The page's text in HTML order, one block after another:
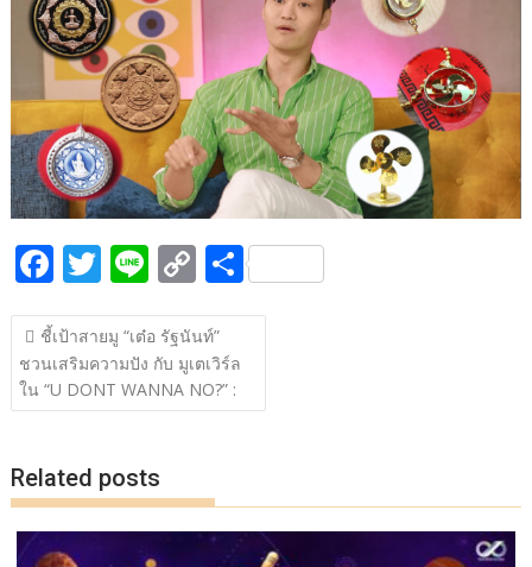
o
o
k
Li
n
k
F
ac
e
b
o
k
T
w
itt
er
Li
n
e
C
o
p
y
Li
k
S
h
แนะแนว
เรื่อง
ชี้เป้าสายมู “เต๋อ รัฐนันท์”
ชวนเสริมความปัง กับ มูเตเวิร์ล
ใน “U DONT WANNA NO?” :
Related posts